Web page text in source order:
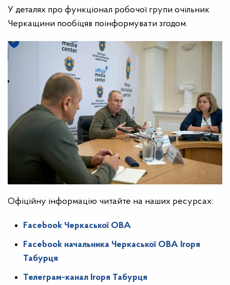
У деталях про функціонал робочої групи очільник
Черкащини пообіцяв поінформувати згодом.
Офіційну інформацію читайте на наших ресурсах:
Facebook Черкаської ОВА
Facebook начальника Черкаської ОВА Ігоря
Табурця
Телеграм-канал Ігоря Табурця